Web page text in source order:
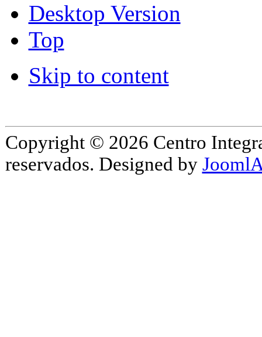
Desktop Version
Top
Skip to content
Copyright © 2026 Centro
reservados. Designed by